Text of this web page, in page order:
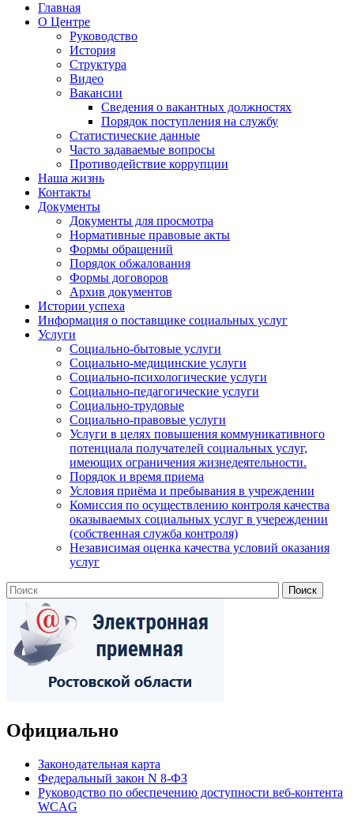
Главная
О Центре
Руководство
История
Структура
Видео
Вакансии
Сведения о вакантных должностях
Порядок поступления на службу
Статистические данные
Часто задаваемые вопросы
Противодействие коррупции
Наша жизнь
Контакты
Документы
Документы для просмотра
Нормативные правовые акты
Формы обращений
Порядок обжалования
Формы договоров
Архив документов
Истории успеха
Информация о поставщике социальных услуг
Услуги
Социально-бытовые услуги
Социально-медицинские услуги
Социально-психологические услуги
Социально-педагогические услуги
Социально-трудовые
Социально-правовые услуги
Услуги в целях повышения коммуникативного
потенциала получателей социальных услуг,
имеющих ограничения жизнедеятельности.
Порядок и время приема
Условия приёма и пребывания в учреждении
Комиссия по осуществлению контроля качества
оказываемых социальных услуг в учереждении
(собственная служба контроля)
Независимая оценка качества условий оказания
услуг
Официально
Законодательная карта
Федеральный закон N 8-ФЗ
Руководство по обеспечению доступности веб-контента
WCAG